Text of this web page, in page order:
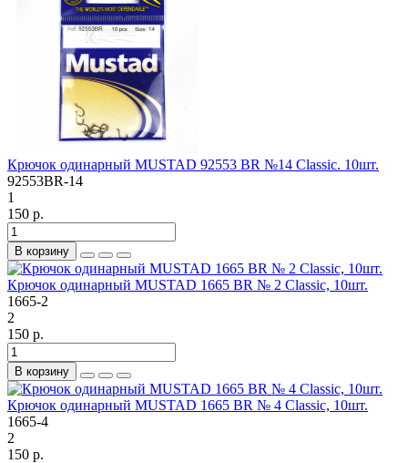
Крючок одинарный MUSTAD 92553 BR №14 Classic. 10шт.
92553BR-14
1
150 р.
В корзину
Крючок одинарный MUSTAD 1665 BR № 2 Classic, 10шт.
1665-2
2
150 р.
В корзину
Крючок одинарный MUSTAD 1665 BR № 4 Classic, 10шт.
1665-4
2
150 р.